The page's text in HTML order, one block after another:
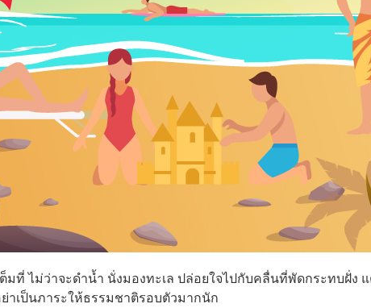
ที่ ไม่ว่าจะดำน้ำ นั่งมองทะเล ปล่อยใจไปกับคลื่นที่พัดกระทบฝั่ง
เป็นภาระให้ธรรมชาติรอบตัวมากนัก